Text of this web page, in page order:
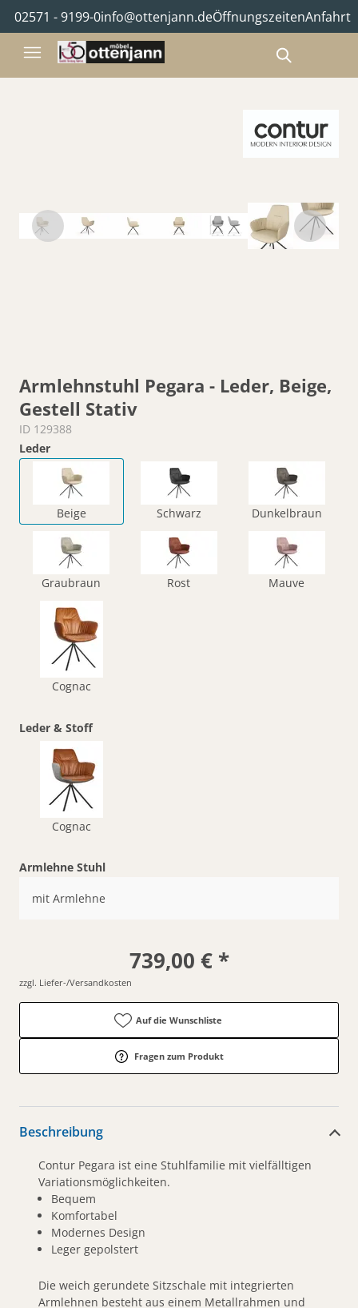
02571 - 9199-0info@ottenjann.deÖffnungszeitenAnfahrt
Armlehnstuhl Pegara - Leder, Beige,
Gestell Stativ
ID 129388
Leder
Beige Schwarz Dunkelbraun
Graubraun Rost Mauve
Cognac
Leder & Stoff
Cognac
Armlehne Stuhl
mit Armlehne
739,00 € *
zzgl. Liefer-/Versandkosten
Auf die Wunschliste
Fragen zum Produkt
Beschreibung
Contur Pegara ist eine Stuhlfamilie mit vielfälltigen
Variationsmöglichkeiten.
Bequem
Komfortabel
Modernes Design
Leger gepolstert
Die weich gerundete Sitzschale mit integrierten
Armlehnen besteht aus einem Metallrahmen und